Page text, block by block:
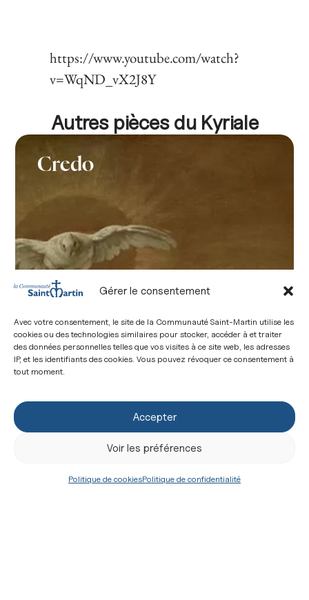
Gérer le consentement
Avec votre consentement, le site de la Communauté Saint-Martin utilise les
cookies ou des technologies similaires pour stocker, accéder à et traiter
des données personnelles telles que vos visites à ce site web, les adresses
IP, et les identifiants des cookies. Vous pouvez révoquer ce consentement à
tout moment.
Accepter
Voir les préférences
Politique de cookiesPolitique de confidentialité
https://www.youtube.com/watch?
v=WqND_vX2J8Y
Autres pièces du Kyriale
Credo